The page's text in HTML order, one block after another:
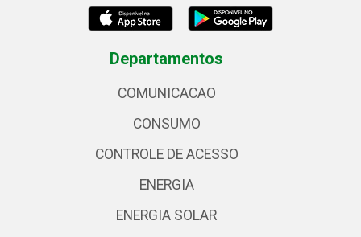
Departamentos
COMUNICACAO
CONSUMO
CONTROLE DE ACESSO
ENERGIA
ENERGIA SOLAR